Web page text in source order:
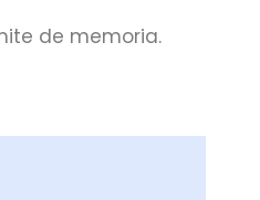
de memoria.